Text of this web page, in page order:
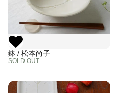
鉢 / 松本尚子
SOLD OUT